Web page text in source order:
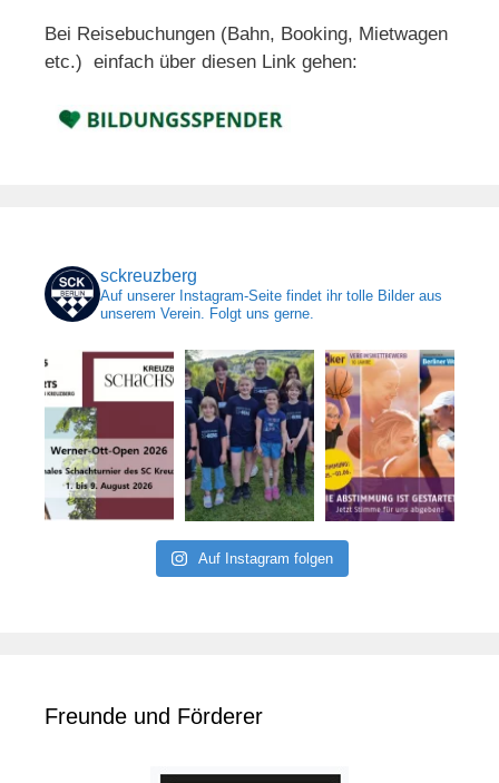
Bei Reisebuchungen (Bahn, Booking, Mietwagen
etc.) einfach über diesen Link gehen:
sckreuzberg
Auf unserer Instagram-Seite findet ihr tolle Bilder aus
unserem Verein. Folgt uns gerne.
Auf Instagram folgen
Freunde und Förderer